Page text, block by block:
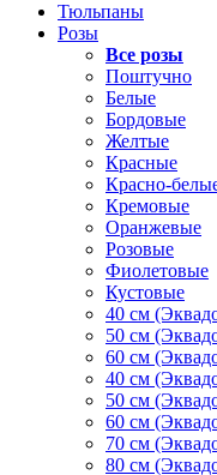
Тюльпаны
Розы
Все розы
Поштучно
Белые
Бордовые
Желтые
Красные
Красно-
Кремовые
Оранжевые
Розовые
Фиолетовые
Кустовые
40 см
50 см
60 см
40 см
50 см
60 см
70 см
80 см